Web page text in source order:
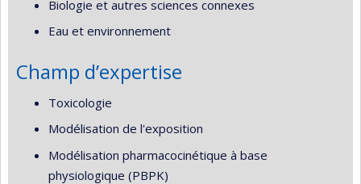
Biologie et autres sciences connexes
Eau et environnement
Champ d’expertise
Toxicologie
Modélisation de l'exposition
Modélisation pharmacocinétique à base
physiologique (PBPK)